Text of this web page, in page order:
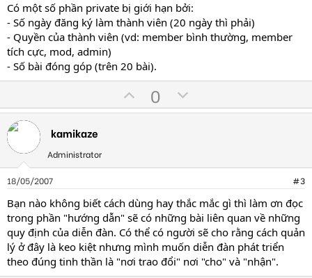
Có một số phần private bị giới hạn bởi:
- Số ngày đăng ký làm thành viên (20 ngày thì phải)
- Quyền của thành viên (vd: member bình thường, member
tích cực, mod, admin)
- Số bài đóng góp (trên 20 bài).
p
e
0
o
o
t
e
kamikaze
Administrator
18/05/2007 #3
Bạn nào không biết cách dùng hay thắc mắc gì thì làm ơn đọc
trong phần "hướng dẫn" sẽ có những bài liên quan về những
quy định của diễn đàn. Có thể có người sẽ cho rằng cách quản
lý ở đây là keo kiệt nhưng mình muốn diễn đàn phát triển
theo đúng tinh thần là "nơi trao đổi" nơi "cho" và "nhận".